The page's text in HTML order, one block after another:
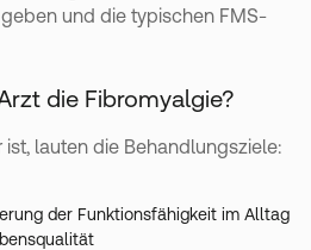
und die typischen FMS-
die Fibromyalgie?
ist, lauten die Behandlungsziele:
der Funktionsfähigkeit im Alltag